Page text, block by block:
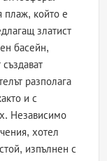
плаж, който е
златист
басейн,
разполага
и с
Независимо
хотел
изпълнен с